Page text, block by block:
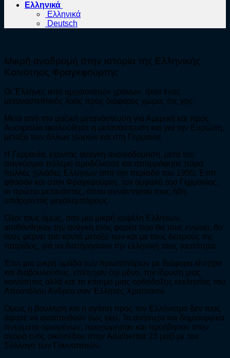
Ελληνικά
Ελληνικά
Deutsch
Μικρή αναδρομή στην ιστορία της Ελληνικής
Κοινότηος Φραγκφούρτης
Οι Έλληνες από αρχαιοτάτων χρόνων, ήταν ένας
μεταναστεθτικός λαός προς διάφορες χώρες της γης.
Μετά από την μαζική μετανάστευση για Αμερική και προς
Αυστραλία ακολούθησε η μετανάστευση και για την Ευρώπη,
μεταξύ των άλλων χωρών και στη Γερμανία.
Η Γερμανία, έχοντας ανάγκη ανοικοδόμηση, μετά τον
παγκόσμιο πόλεμο προδέλκυσε και απορρόφησε πάρα
πολλές χιλιάδες Ελλήνων από την περίοδο του 1950. Έτσι
φθάσαν και στην Φραγκφούρτη, τον ομφαλό τησ Γερμανίας,
οι πρώτοι μετανάστες, όπou συνάντησαν τους ήδη
υπάρχοντας μεγαλεμπόρους.
Όλοι τους όμως, σαν μια μικρή κυψέλη Ελλήνων,
αισθάνθηκαν την ανάγκη ενός φορέα που θα τους ενώνει, θα
τους φέρνει πιο κοντά μεταξύ των και με τους δεσμούς της
πατρίδος, γιά να διατήρησουν την ελληνική τους ταυτότητα.
Έτσι μια μικρή ομάδα των πρωτοπόρων με διάφορα κίνητρα
και διαβουλεύσεις, επέτυχαν όχι μόνο, την ίδρυση μιας
κοινότητος αλλά και το κτίσιμο μιας ορθόδοξης εκκλησίας του
Αποστόλου Ανδρέα σαν Έλληνες Χριστιανοί.
Όμως η βούληση και η αγάπη προς τον Ελλήνισμο δεν τους
άφησε να αναπαυθούν έως εκεί. Τα ανήσυχα και δημιουργικα
πνεύματα ορισμένων, προχώρησαν και προέβησαν στην
αγορά ενός οικοπέδου στην Adalbertstr 23 μαζί με τον
Σύλλογο των Γουνοποιών.